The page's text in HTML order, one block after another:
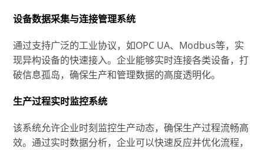
设备数据采集与连接管理系统
通过支持广泛的工业协议，如OPC UA、Modbus等，实
现异构设备的快速接入。企业能够实时连接各类设备，打
破信息孤岛，确保生产和管理数据的高度透明化。
生产过程实时监控系统
该系统允许企业时刻监控生产动态，确保生产过程流畅高
效。通过实时数据分析，企业可以快速反应并优化流程，